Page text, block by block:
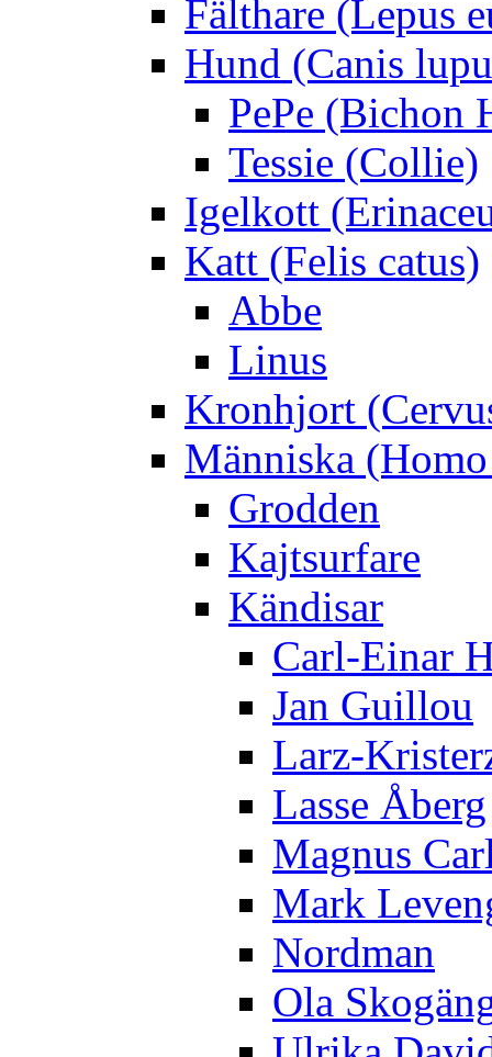
Fälthare (Lepus
Hund (Canis
PePe (Bichon
Tessie (Collie)
Igelkott
Katt (Felis catus)
Abbe
Linus
Kronhjort
Människa
Grodden
Kajtsurfare
Kändisar
Carl-Einar
Jan Guillou
Larz-
Lasse Åberg
Magnus
Mark
Nordman
Ola